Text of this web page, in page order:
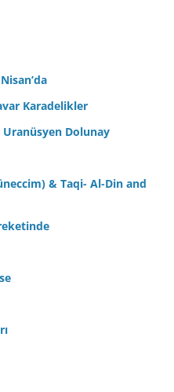
Karadelikler
Uranüsyen Dolunay
& Taqi- Al-Din and